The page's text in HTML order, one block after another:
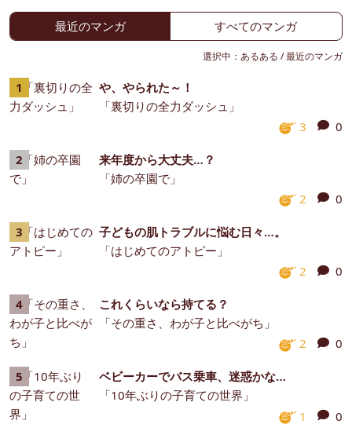
最近のマンガ すべてのマンガ
選択中： あるある /最近のマンガ
や、やられた～！
「裏切りの全力ダッシュ」
3
0
来年度から大丈夫…？
「姉の卒園で」
2
0
子どもの肌トラブルに悩む日々…。
「はじめてのアトピー」
2
0
これくらいなら持てる？
「その重さ、わが子と比べがち」
2
0
ベビーカーでバス乗車、迷惑かな…
「10年ぶりの子育ての世界」
1
0